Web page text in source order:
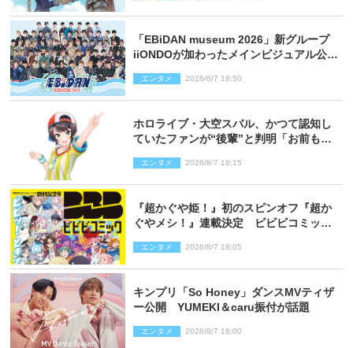
「EBiDAN museum 2026」新グループ
iiONDOが加わったメインビジュアル公
エンタメ 2026/8/7 18:50
ホロライブ・大空スバル、かつて認知し
ていたファンが“後輩”と判明「お前もし
エンタメ 2026/8/7 18:15
『超かぐや姫！』初のスピンオフ『超か
ぐやメシ！』連載決定 ビビビコミック
エンタメ 2026/8/7 18:05
キンプリ「So Honey」ダンスMVティザ
ー公開 YUMEKI＆caru振付が話題
エンタメ 2026/8/7 18:00